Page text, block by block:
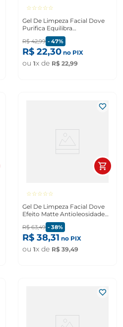
☆☆☆☆☆
Gel De Limpeza Facial Dove
Purifica Equilibra
Regenerative 150ml
R$ 42,99 - 47%
R$ 22,30 no PIX
ou 1x de R$ 22,99
☆☆☆☆☆
Gel De Limpeza Facial Dove
Efeito Matte Antioleosidade
Regenerative Pump 300ml
R$ 63,49 - 38%
R$ 38,31 no PIX
ou 1x de R$ 39,49